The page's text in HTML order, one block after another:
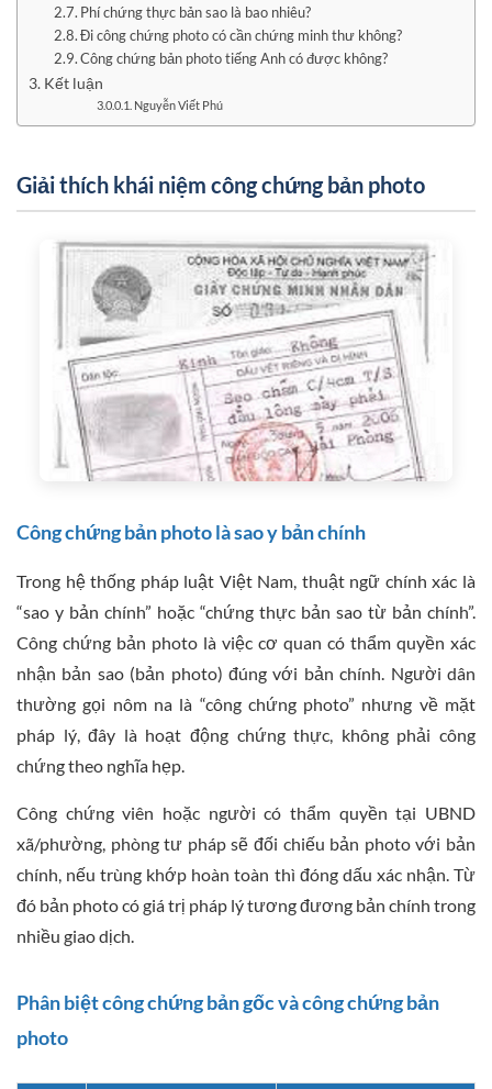
Phí chứng thực bản sao là bao nhiêu?
Đi công chứng photo có cần chứng minh thư không?
Công chứng bản photo tiếng Anh có được không?
Kết luận
Nguyễn Viết Phú
Giải thích khái niệm công chứng bản photo
Công chứng bản photo là sao y bản chính
Trong hệ thống pháp luật Việt Nam, thuật ngữ chính xác là
“sao y bản chính” hoặc “chứng thực bản sao từ bản chính”.
Công chứng bản photo là việc cơ quan có thẩm quyền xác
nhận bản sao (bản photo) đúng với bản chính. Người dân
thường gọi nôm na là “công chứng photo” nhưng về mặt
pháp lý, đây là hoạt động chứng thực, không phải công
chứng theo nghĩa hẹp.
Công chứng viên hoặc người có thẩm quyền tại UBND
xã/phường, phòng tư pháp sẽ đối chiếu bản photo với bản
chính, nếu trùng khớp hoàn toàn thì đóng dấu xác nhận. Từ
đó bản photo có giá trị pháp lý tương đương bản chính trong
nhiều giao dịch.
Phân biệt công chứng bản gốc và công chứng bản
photo